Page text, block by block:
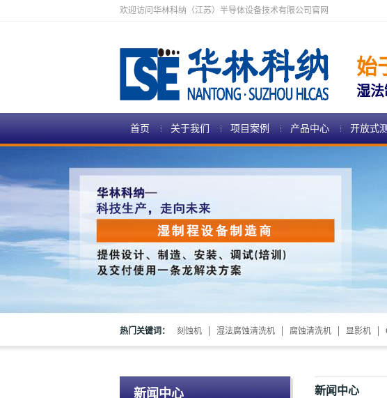
欢迎访问华林科纳（江苏）半导体设备技术有限公司官网
始
湿
首页 关于我们 项目案例 产品中心 开放式
热门关键词： 刻蚀机 湿法腐蚀清洗机 腐蚀清洗机 显影机
新闻中心 新闻中心